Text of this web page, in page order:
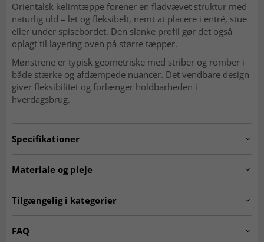
Orientalsk kelimtæppe forener en fladvævet struktur med
naturlig uld – let og fleksibelt, nemt at placere i entré, stue
eller under spisebordet. Den slanke profil gør det også
oplagt til layering oven på større tæpper.
Mønstrene er typisk geometriske med striber og romber i
både stærke og afdæmpede nuancer. Det vendbare design
giver fleksibilitet og forlænger holdbarheden i
hverdagsbrug.
Specifikationer
Vævning
Materiale og pleje
Materiale
Uld
Tilgængelig i kategorier
FAQ